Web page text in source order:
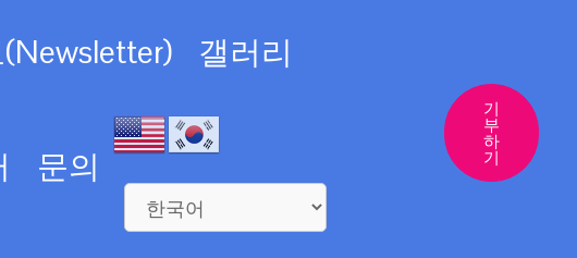
갤러리
문의
기
부
하
기